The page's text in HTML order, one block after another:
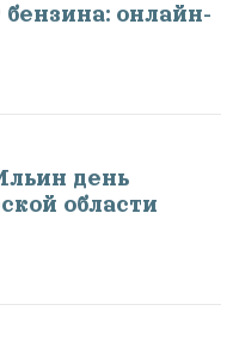
онлайн-
день
области